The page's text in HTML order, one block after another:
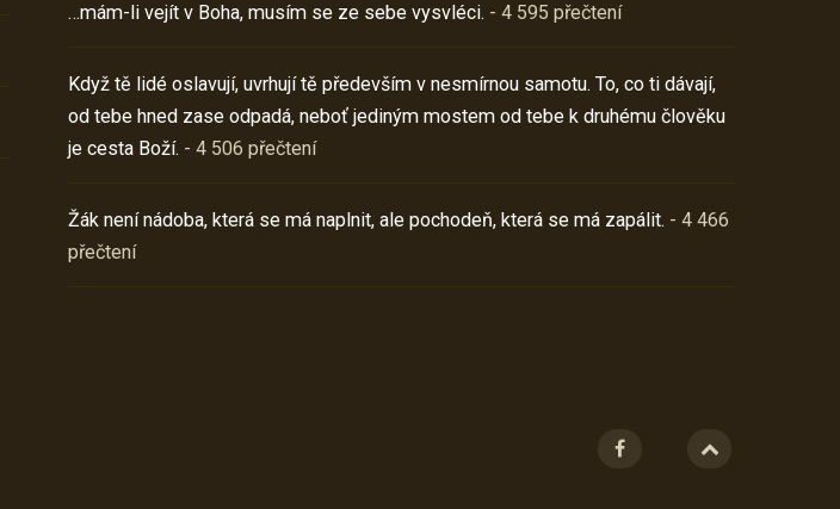
…mám-li vejít v Boha, musím se ze sebe vysvléci. - 4 595 přečtení
Když tě lidé oslavují, uvrhují tě především v nesmírnou samotu. To, co ti dávají,
od tebe hned zase odpadá, neboť jediným mostem od tebe k druhému člověku
je cesta Boží. - 4 506 přečtení
Žák není nádoba, která se má naplnit, ale pochodeň, která se má zapálit. - 4 466
přečtení